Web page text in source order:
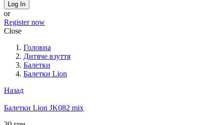
Log In
or
Register now
Close
Головна
Дитяче взуття
Балетки
Балетки Lion
Назад
Балетки Lion JK082 mix